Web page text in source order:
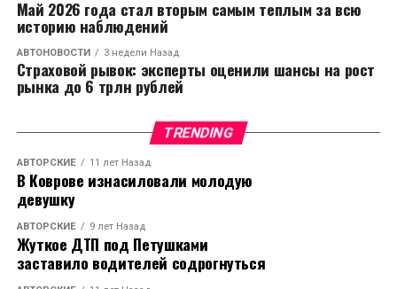
Май 2026 года стал вторым самым теплым за всю
историю наблюдений
АВТОНОВОСТИ 3 недели Назад
Страховой рывок: эксперты оценили шансы на рост
рынка до 6 трлн рублей
TRENDING
АВТОРСКИЕ 11 лет Назад
В Коврове изнасиловали молодую
девушку
АВТОРСКИЕ 9 лет Назад
Жуткое ДТП под Петушками
заставило водителей содрогнуться